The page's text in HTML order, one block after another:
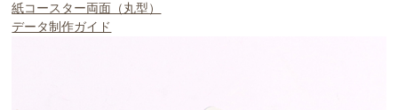
紙コースター両面（丸型）
データ制作ガイド